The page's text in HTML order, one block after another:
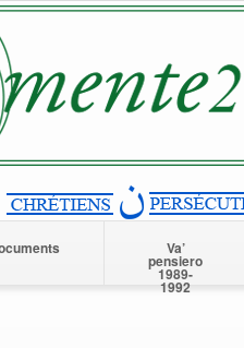
Va’
pensiero
1989-
1992